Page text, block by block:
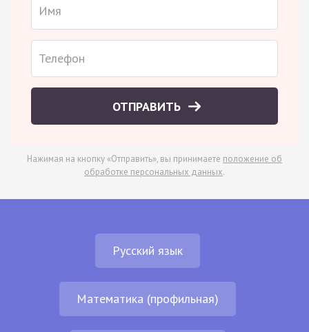
ОТПРАВИТЬ
Нажимая на кнопку «Отправить», вы принимаете положение об
обработке персональных данных.
Русский язык
Математика (профильная)